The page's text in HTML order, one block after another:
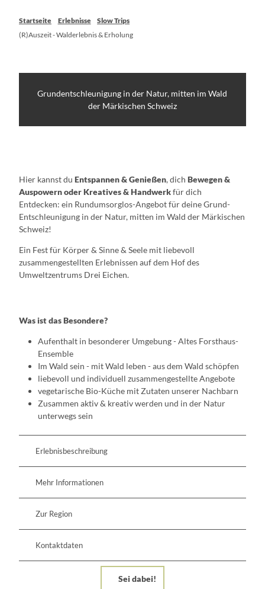
Startseite Erlebnisse
Slow Trips
(R)Auszeit - Walderlebnis & Erholung
Grundentschleunigung in der Natur, mitten im Wald
der Märkischen Schweiz
Hier kannst du Entspannen & Genießen, dich Bewegen &
Auspowern oder Kreatives & Handwerkfür dich
Entdecken: ein Rundumsorglos-Angebot für deineGrund-
Entschleunigung in der Natur, mitten im Wald der Märkischen
Schweiz!
Ein Fest für Körper & Sinne & Seele mit liebevoll
zusammengestellten Erlebnissen auf dem Hof des
Umweltzentrums Drei Eichen.
Was ist das Besondere?
Aufenthalt in besonderer Umgebung - Altes Forsthaus-
Ensemble
Im Wald sein - mit Wald leben - aus dem Wald schöpfen
liebevoll und individuell zusammengestellte Angebote
vegetarische Bio-Küche mit Zutaten unserer Nachbarn
Zusammen aktiv & kreativ werden und in der Natur
unterwegs sein
Erlebnisbeschreibung
Mehr Informationen
Zur Region
Kontaktdaten
Sei dabei!